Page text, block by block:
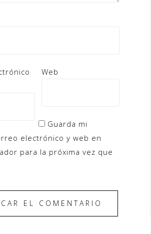
Web
Guarda mi
electrónico y web en
para la próxima vez que